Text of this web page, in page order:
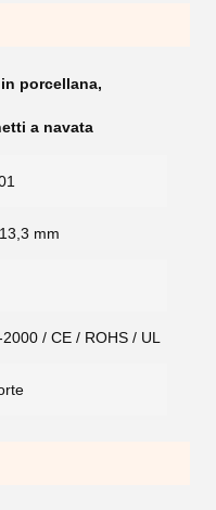
porcellana,
a navata
mm
/ CE / ROHS / UL